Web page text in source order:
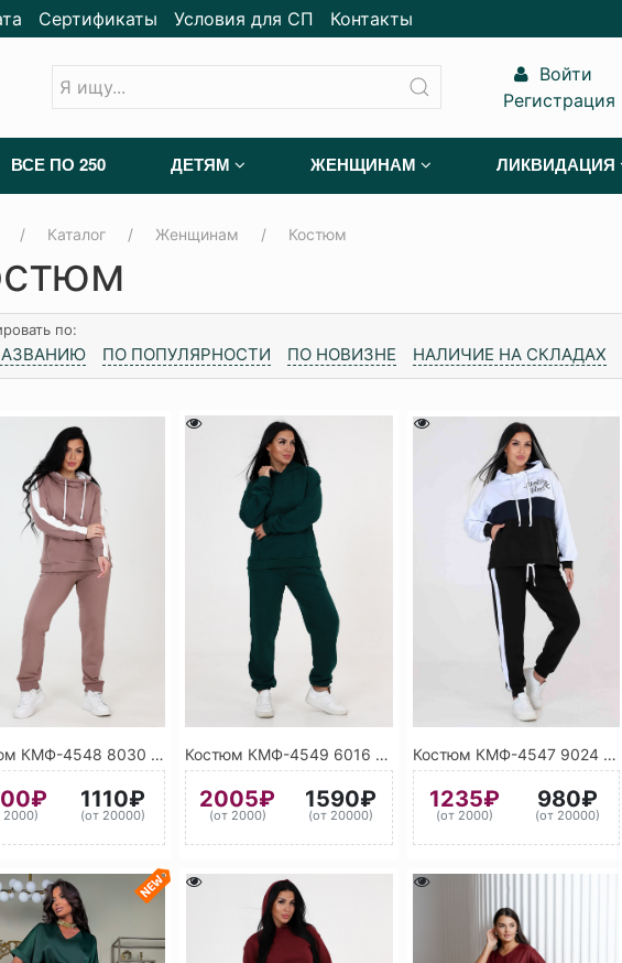
Сертификаты Условия для СП Контакты
Войти
Регистрация
ВСЕ ПО 250 ДЕТЯМ ЖЕНЩИНАМ ЛИКВИДАЦИЯ
Каталог Женщинам Костюм
по:
ПО ПОПУЛЯРНОСТИ ПО НОВИЗНЕ НАЛИЧИЕ НА СКЛАДАХ
Костюм КМФ-4548 8030 (Коричневый)А
2000)
1110₽
(от 20000)
Костюм КМФ-4549 6016 (Бирюзово-зелёный)
2005₽
(от 2000)
1590₽
(от 20000)
Костюм КМФ-4547 9024 (Черный)
1235₽
(от 2000)
980₽
(от 20000)